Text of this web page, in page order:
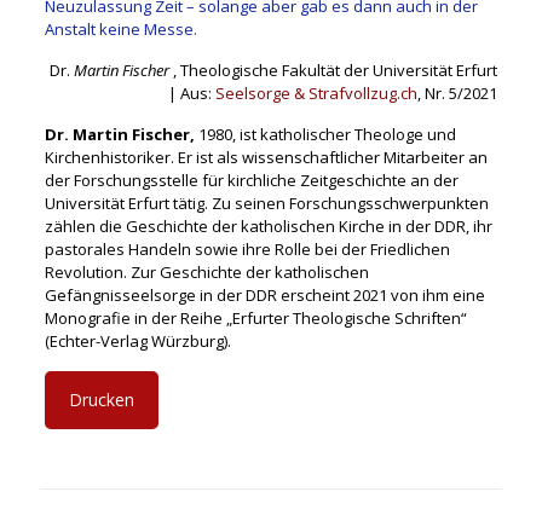
Neuzulassung Zeit – solange aber gab es dann auch in der
Anstalt keine Messe.
Dr.Martin Fischer, Theologische Fakultät der Universität Erfurt
| Aus: Seelsorge & Strafvollzug.ch, Nr. 5/2021
Dr. Martin Fischer, 1980, ist katholischer Theologe und
Kirchenhistoriker. Er ist als wissenschaftlicher Mitarbeiter an
der Forschungsstelle für kirchliche Zeitgeschichte an der
Universität Erfurt tätig. Zu seinen Forschungsschwerpunkten
zählen die Geschichte der katholischen Kirche in der DDR, ihr
pastorales Handeln sowie ihre Rolle bei der Friedlichen
Revolution. Zur Geschichte der katholischen
Gefängnisseelsorge in der DDR erscheint 2021 von ihm eine
Monografie in der Reihe „Erfurter Theologische Schriften“
(Echter-Verlag Würzburg).
Drucken